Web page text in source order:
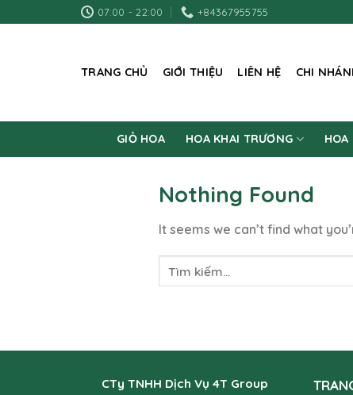
to
07:00 - 22:00 +84367955755
TRANG CHỦ GIỚI THIỆU LIÊN HỆ CHI
GIỎ HOA HOA KHAI TRƯƠNG HOA
Nothing Found
It seems we can’t find what
CTy TNHH Dịch Vụ 4T Group